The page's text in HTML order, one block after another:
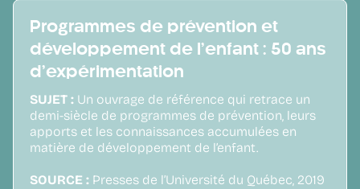
Programmes de prévention et
développement de l’enfant : 50 ans
d’expérimentation
SUJET : Un ouvrage de référence qui retrace un
demi-siècle de programmes de prévention, leurs
apports et les connaissances accumulées en
matière de développement de l’enfant.
SOURCE : Presses de l’Université du Québec, 2019